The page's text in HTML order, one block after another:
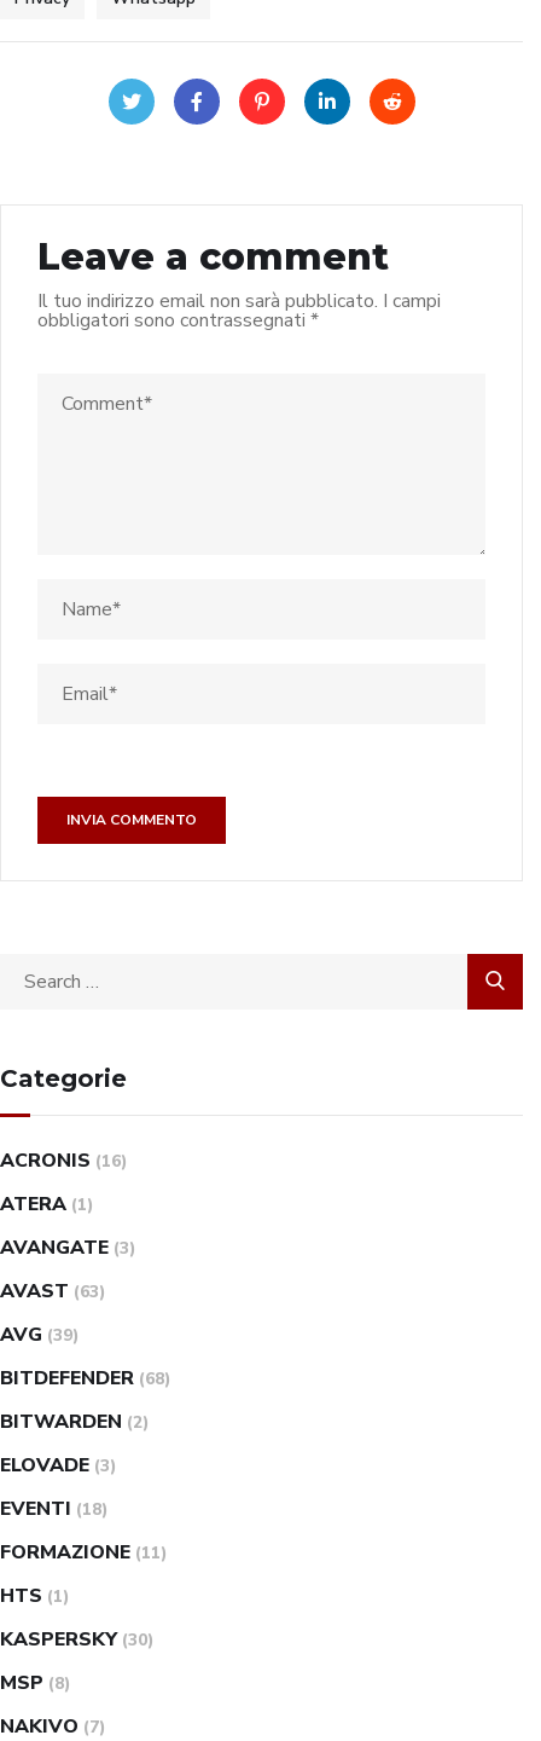
Leave a comment
Il tuo indirizzo email non sarà pubblicato. I campi
obbligatori sono contrassegnati *
Categorie
ACRONIS (16)
ATERA (1)
AVANGATE (3)
AVAST (63)
AVG (39)
BITDEFENDER (68)
BITWARDEN (2)
ELOVADE (3)
EVENTI (18)
FORMAZIONE (11)
HTS (1)
KASPERSKY (30)
MSP (8)
NAKIVO (7)